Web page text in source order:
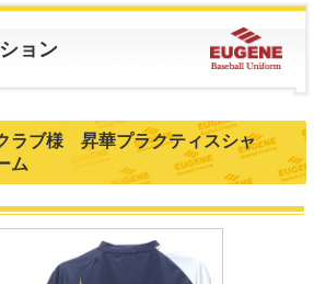
ョン
ラブ様 昇華プラクティスシャ
ム